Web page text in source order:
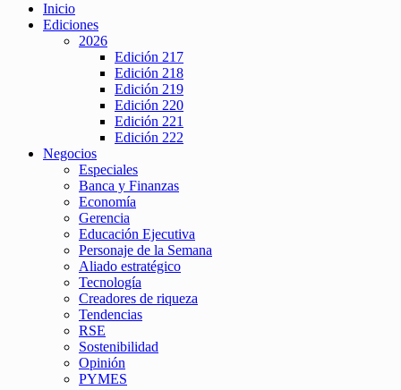
Inicio
Ediciones
2026
Edición 217
Edición 218
Edición 219
Edición 220
Edición 221
Edición 222
Negocios
Especiales
Banca y Finanzas
Economía
Gerencia
Educación Ejecutiva
Personaje de la Semana
Aliado estratégico
Tecnología
Creadores de riqueza
Tendencias
RSE
Sostenibilidad
Opinión
PYMES